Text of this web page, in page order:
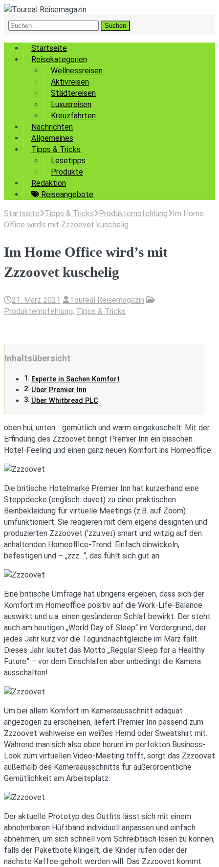
Suchen
Startseite
Reisekategorien
Wellnessreisen
Aktivreisen
Städtereisen
Luxusreisen
Kreuzfahrten
Nachrichten
Allgemeines
Tipps & Tricks
Lesetipps
Produkte
Redaktion
Reiseangebote
Startseite Tipps & Tricks Produktempfehlung
Im Home
Office wird’s mit Zzzoovet kuschelig
Im Home Office wird’s mit
Zzzoovet kuschelig
21. März 2021
Toureal Reisemagazin
Produktempfehlung, Tipps & Tricks
Inhaltsübersicht
Experte in Sachen Komfort
Über Premier Inn
Über Whitbread PLC
oben hui, unten… gemütlich und warm eingekuschelt: Mit der
Erfindung des Zzzoovet bringt Premier Inn ein bisschen
Hotel-Feeling und einen ganz neuen Komfort ins Homeoffice.
Die britische Hotelmarke Premier Inn hat kurzerhand eine
Steppdecke (englisch: duvet) zu einer praktischen
Beinbekleidung für virtuelle Meetings (z.B. auf Zoom)
umfunktioniert. Sie reagieren mit dem eigens designten und
produzierten Zzzoovet (ˈzzuːveɪ) smart und witzig auf den
anhaltenden Homeoffice-Trend. Einfach einwickeln,
befestigen und – „zzz…“, das fühlt sich gut an.
Eine britische Umfrage hat übrigens ergeben, dass sich der
Komfort im Homeoffice positiv auf die Work-Life-Balance
auswirkt und u.a. einen gesünderen Schlaf bewirkt. Der steht
auch am heutigen „World Day of Sleep“ im Vordergrund, der
jedes Jahr kurz vor die Tagundnachtgleiche im März fällt.
Dieses Jahr lautet das Motto „Regular Sleep for a Healthy
Future” – vor dem Einschlafen aber unbedingt die Kamera
ausschalten!
Um bei allem Komfort im Kameraausschnitt adäquat
angezogen zu erscheinen, liefert Premier Inn passend zum
Zzzoovet wahlweise ein weißes Hemd oder Sweatshirt mit.
Während man sich also oben herum im perfekten Business-
Look zum virtuellen Video-Meeting trifft, sorgt das Zzzoovet
außerhalb des Kameraausschnitts für außerordentliche
Gemütlichkeit am Arbeitsplatz.
Der aktuelle Prototyp des Outfits lässt sich mit einem
abnehmbaren Hüftband individuell anpassen und einfach
abnehmen, um sich schnell vom Schreibtisch lösen zu können,
falls der Paketbote klingelt, die Kinder rufen oder der
nächste Kaffee geholt werden will. Das Zzzoovet kommt